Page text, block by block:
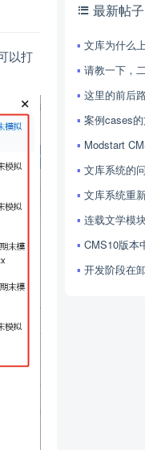
以打
最新帖子
文库为什么上传压
请教一下，二开后安装提示 [数据
这里的前后路
案例cases的文章
Modstart CMS
文库系统的
文库系统重新
连载文学模
CMS10版本中，
开发阶段在卸载